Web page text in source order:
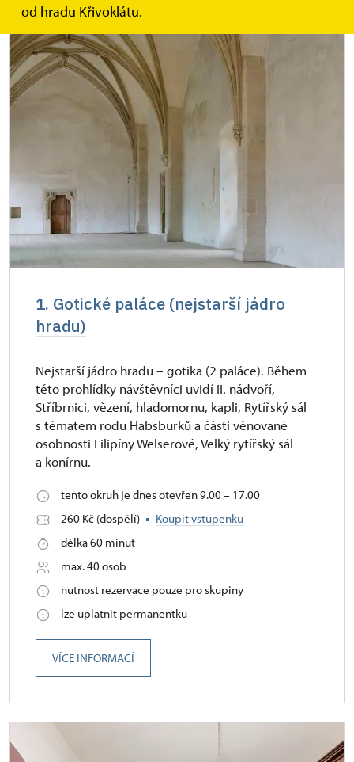
od hradu Křivoklátu.
1. Gotické paláce (nejstarší jádro
hradu)
Nejstarší jádro hradu – gotika (2 paláce). Během
této prohlídky návštěvníci uvidí II. nádvoří,
Stříbrnici, vězení, hladomornu, kapli, Rytířský sál
s tématem rodu Habsburků a části věnované
osobnosti Filipíny Welserové, Velký rytířský sál
a konírnu.
tento okruh je dnes otevřen 9.00 – 17.00
260 Kč (dospělí)
Koupit vstupenku
délka 60 minut
max. 40 osob
nutnost rezervace pouze pro skupiny
lze uplatnit permanentku
VÍCE INFORMACÍ